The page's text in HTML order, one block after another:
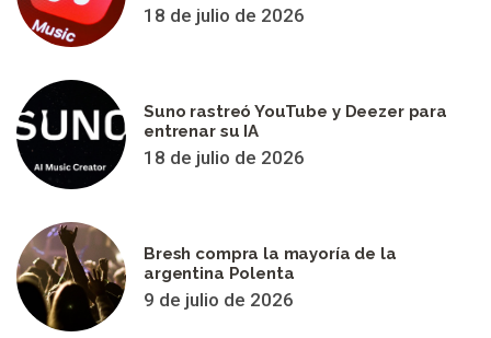
18 de julio de 2026
Suno rastreó YouTube y Deezer para
entrenar su IA
18 de julio de 2026
Bresh compra la mayoría de la
argentina Polenta
9 de julio de 2026